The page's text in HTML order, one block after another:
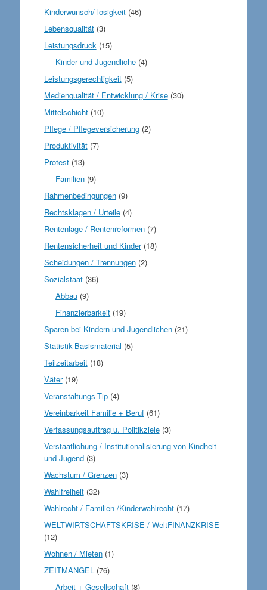
Kinderwunsch/-losigkeit(46)
Lebensqualität(3)
Leistungsdruck(15)
Kinder und Jugendliche (4)
Leistungsgerechtigkeit(5)
Medienqualität / Entwicklung / Krise(30)
Mittelschicht(10)
Pflege / Pflegeversicherung(2)
Produktivität(7)
Protest(13)
Familien (9)
Rahmenbedingungen(9)
Rechtsklagen / Urteile(4)
Rentenlage / Rentenreformen(7)
Rentensicherheit und Kinder(18)
Scheidungen / Trennungen(2)
Sozialstaat(36)
Abbau (9)
Finanzierbarkeit (19)
Sparen bei Kindern und Jugendlichen(21)
Statistik-Basismaterial (5)
Teilzeitarbeit(18)
Väter(19)
Veranstaltungs-Tip(4)
Vereinbarkeit Familie + Beruf(61)
Verfassungsauftrag u. Politikziele(3)
Verstaatlichung / Institutionalisierung von Kindheit
und Jugend(3)
Wachstum / Grenzen(3)
Wahlfreiheit(32)
Wahlrecht / Familien-/Kinderwahlrecht(17)
WELTWIRTSCHAFTSKRISE / WeltFINANZKRISE
(12)
Wohnen / Mieten(1)
ZEITMANGEL(76)
Arbeit + Gesellschaft (8)